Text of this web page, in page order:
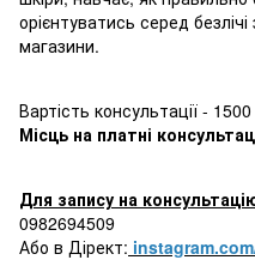
орієнтуватись серед
магазини.
Вартість консультації -
Місць на платні
Для запису на
0982694509
Або в Дірект: